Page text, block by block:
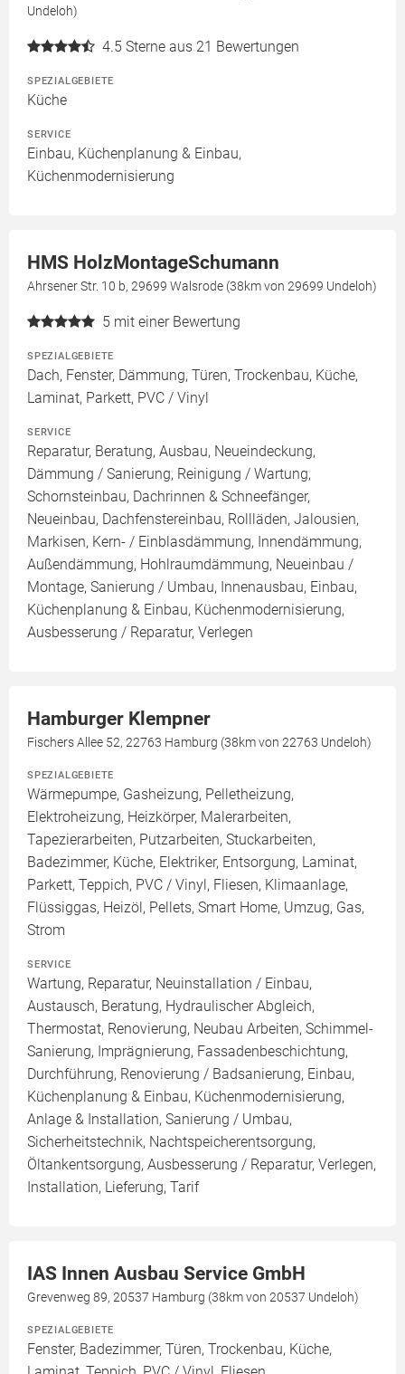
Undeloh)
4.5 Sterne aus 21 Bewertungen
SPEZIALGEBIETE
Küche
SERVICE
Einbau, Küchenplanung & Einbau,
Küchenmodernisierung
HMS HolzMontageSchumann
Ahrsener Str. 10 b, 29699 Walsrode (38km von 29699 Undeloh)
5 mit einer Bewertung
SPEZIALGEBIETE
Dach, Fenster, Dämmung, Türen, Trockenbau, Küche,
Laminat, Parkett, PVC / Vinyl
SERVICE
Reparatur, Beratung, Ausbau, Neueindeckung,
Dämmung / Sanierung, Reinigung / Wartung,
Schornsteinbau, Dachrinnen & Schneefänger,
Neueinbau, Dachfenstereinbau, Rollläden, Jalousien,
Markisen, Kern- / Einblasdämmung, Innendämmung,
Außendämmung, Hohlraumdämmung, Neueinbau /
Montage, Sanierung / Umbau, Innenausbau, Einbau,
Küchenplanung & Einbau, Küchenmodernisierung,
Ausbesserung / Reparatur, Verlegen
Hamburger Klempner
Fischers Allee 52, 22763 Hamburg (38km von 22763 Undeloh)
SPEZIALGEBIETE
Wärmepumpe, Gasheizung, Pelletheizung,
Elektroheizung, Heizkörper, Malerarbeiten,
Tapezierarbeiten, Putzarbeiten, Stuckarbeiten,
Badezimmer, Küche, Elektriker, Entsorgung, Laminat,
Parkett, Teppich, PVC / Vinyl, Fliesen, Klimaanlage,
Flüssiggas, Heizöl, Pellets, Smart Home, Umzug, Gas,
Strom
SERVICE
Wartung, Reparatur, Neuinstallation / Einbau,
Austausch, Beratung, Hydraulischer Abgleich,
Thermostat, Renovierung, Neubau Arbeiten, Schimmel-
Sanierung, Imprägnierung, Fassadenbeschichtung,
Durchführung, Renovierung / Badsanierung, Einbau,
Küchenplanung & Einbau, Küchenmodernisierung,
Anlage & Installation, Sanierung / Umbau,
Sicherheitstechnik, Nachtspeicherentsorgung,
Öltankentsorgung, Ausbesserung / Reparatur, Verlegen,
Installation, Lieferung, Tarif
IAS Innen Ausbau Service GmbH
Grevenweg 89, 20537 Hamburg (38km von 20537 Undeloh)
SPEZIALGEBIETE
Fenster, Badezimmer, Türen, Trockenbau, Küche,